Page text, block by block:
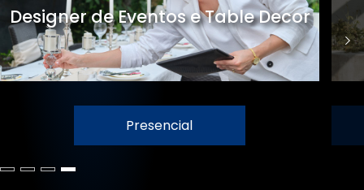
Designer de Eventos e Table Decor
Presencial